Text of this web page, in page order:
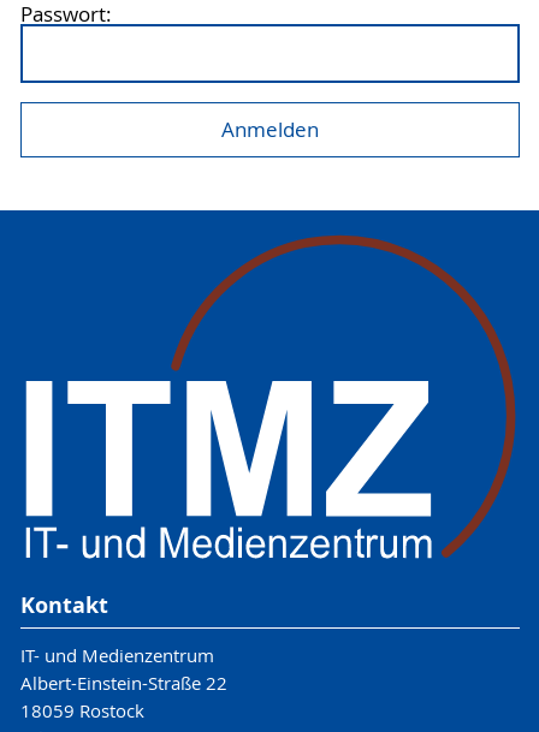
Passwort:
Kontakt
IT- und Medienzentrum
Albert-Einstein-Straße 22
18059 Rostock